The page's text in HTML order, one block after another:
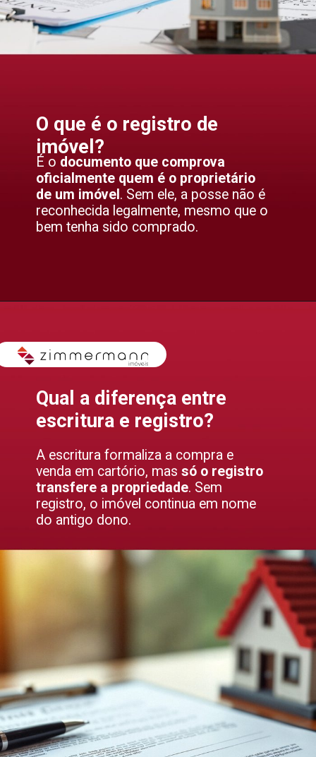
O que é o registro de
imóvel?
É o documento que comprova
oficialmente quem é o proprietário
de um imóvel . Sem ele, a posse não é
reconhecida legalmente, mesmo que o
bem tenha sido comprado.
Qual a diferença entre
escritura e registro?
A escritura formaliza a compra e
venda em cartório, massó o registro
transfere a propriedade. Sem
registro, o imóvel continua em nome
do antigo dono.